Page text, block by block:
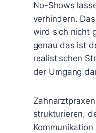
No-Shows
verhindern.
wird sich nicht
genau das ist
realistischen
der Umgang
strukturieren,